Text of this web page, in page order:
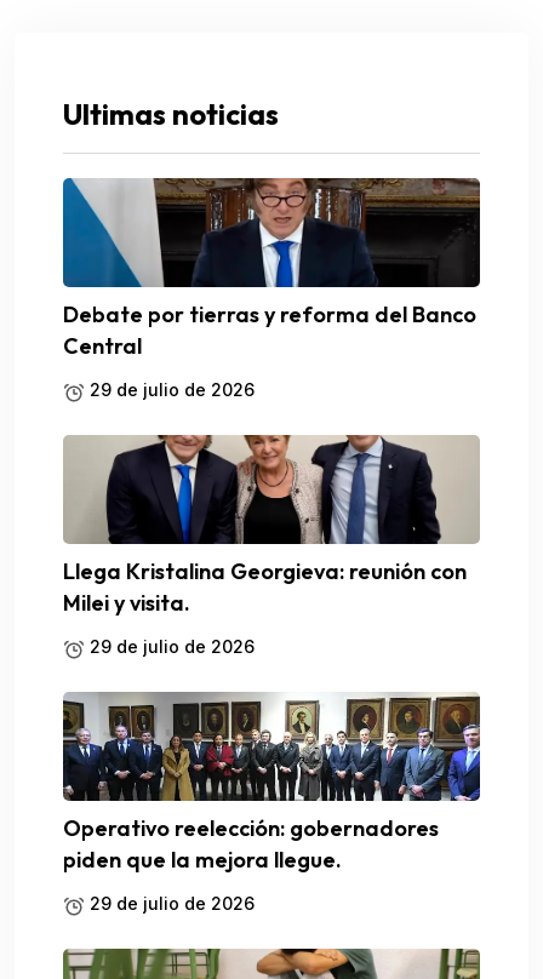
Ultimas noticias
Debate por tierras y reforma del Banco
Central
29 de julio de 2026
Llega Kristalina Georgieva: reunión con
Milei y visita.
29 de julio de 2026
Operativo reelección: gobernadores
piden que la mejora llegue.
29 de julio de 2026